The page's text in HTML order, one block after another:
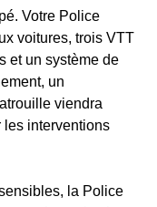
Votre Police
voitures, trois VTT
et un système de
un
viendra
les interventions
la Police